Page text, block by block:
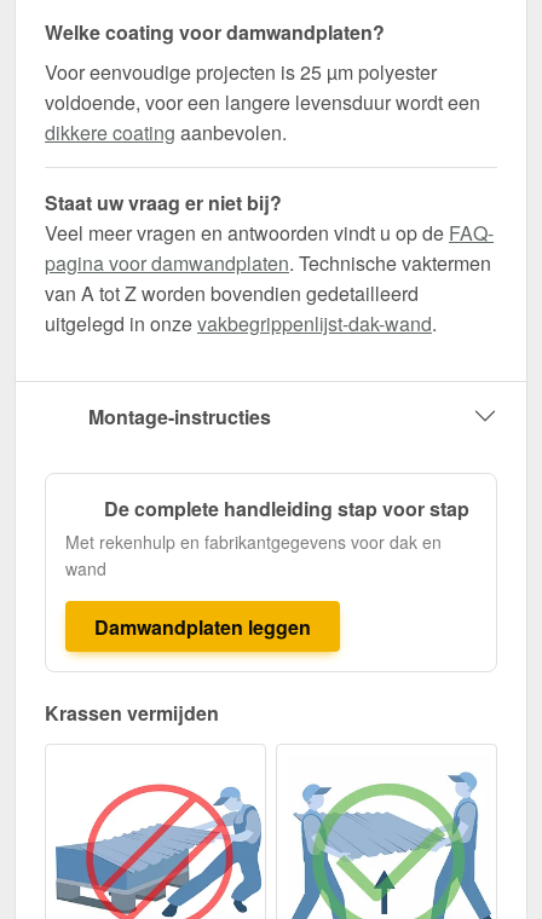
Welke coating voor damwandplaten?
Voor eenvoudige projecten is 25 µm polyester
voldoende, voor een langere levensduur wordt een
dikkere coating aanbevolen.
Staat uw vraag er niet bij?
Veel meer vragen en antwoorden vindt u op de FAQ-
pagina voor damwandplaten. Technische vaktermen
van A tot Z worden bovendien gedetailleerd
uitgelegd in onzevakbegrippenlijst-dak-wand.
Montage-instructies
De complete handleiding stap voor stap
Met rekenhulp en fabrikantgegevens voor dak en
wand
Damwandplaten leggen
Krassen vermijden